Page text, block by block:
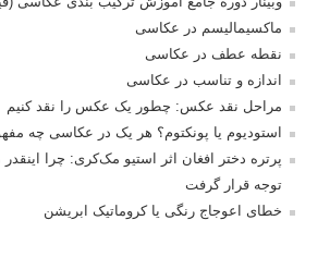
ماکسیمالیسم در عکاسی
نقطه عطف در عکاسی
اندازه و تناسب در عکاسی
مراحل نقد عکس: چطور یک عکس را نقد کنیم
استودیوم یا پونکتوم؟ هر یک در عکاسی چه
پرتره دختر افغان اثر استیو مک‌کری: چرا
توجه قرار گرفت
خطای اعوجاج رنگی یا کروماتیک ابریشن